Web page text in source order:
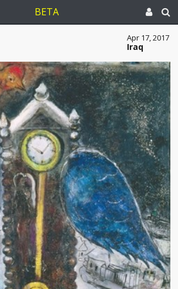
BETA
Apr 17, 2017
Iraq